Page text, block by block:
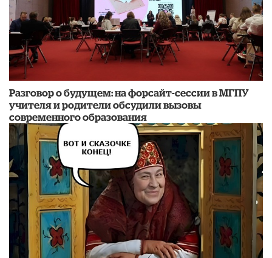
Разговор о будущем: на форсайт-сессии в МГПУ
учителя и родители обсудили вызовы
современного образования